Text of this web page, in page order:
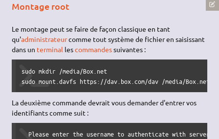
Montage root
Le montage peut se faire de façon classique en tant
qu'administrateurcomme tout système de fichier en saisissant
dans un terminal lescommandessuivantes :
sudo mkdir /media/Box.net
sudo mount.davfs https://dav.box.com/dav /media/Box.net
La deuxième commande devrait vous demander d'entrer vos
identifiants comme suit :
  Please enter the username to authenticate with server